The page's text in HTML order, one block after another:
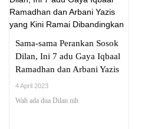
Sama-sama Perankan Sosok
Dilan, Ini 7 adu Gaya Iqbaal
Ramadhan dan Arbani Yazis
yang Kini Ramai
4 April 2023
Wah ada dua Dilan nih